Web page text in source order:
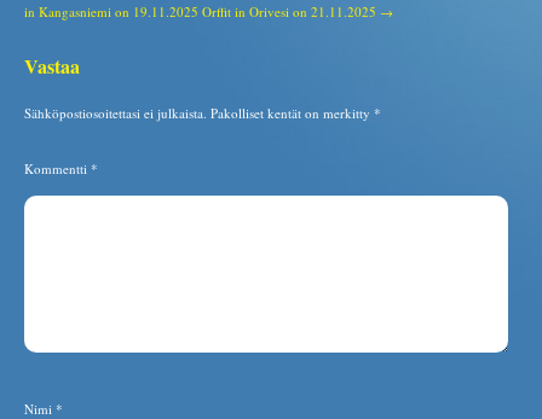
in Kangasniemi on 19.11.2025 Orffit in Orivesi on 21.11.2025 →
Vastaa
Sähköpostiosoitettasi ei julkaista. Pakolliset kentät on merkitty *
Kommentti *
Nimi *